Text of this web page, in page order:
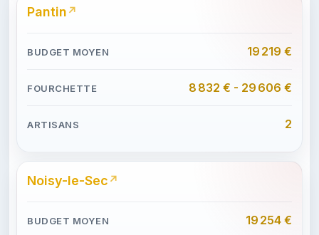
Pantin
19 219 €
8 832 € - 29 606 €
2
Noisy-le-Sec
19 254 €